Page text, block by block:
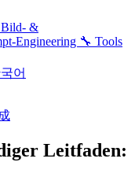
Bild- &
Engineering 🔧 Tools
어
Leitfaden: